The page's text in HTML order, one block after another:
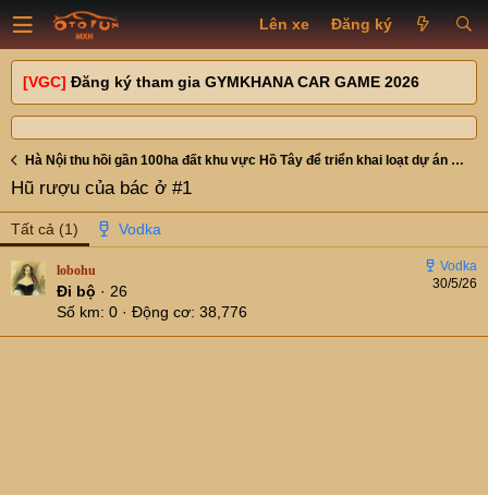
Lên xe Đăng ký
[VGC] Đăng ký tham gia GYMKHANA CAR GAME 2026
Hà Nội thu hồi gần 100ha đất khu vực Hồ Tây để triển khai loạt dự án hạ tầng lớn
Hũ rượu của bác ở #1
Tất cả (1)
30/5/26
lobohu
Đi bộ · 26
Số km 0 Động cơ 38,776